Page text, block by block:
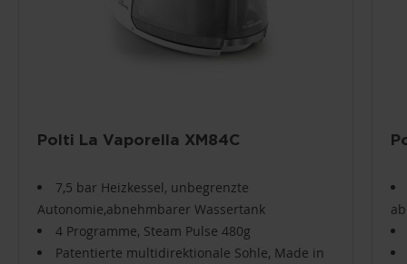
Polti La Vaporella XM84C
7,5 bar Heizkessel, unbegrenzte
Autonomie,abnehmbarer Wassertank
4 Programme, Steam Pulse 480g
Patentierte multidirektionale Sohle, Made in